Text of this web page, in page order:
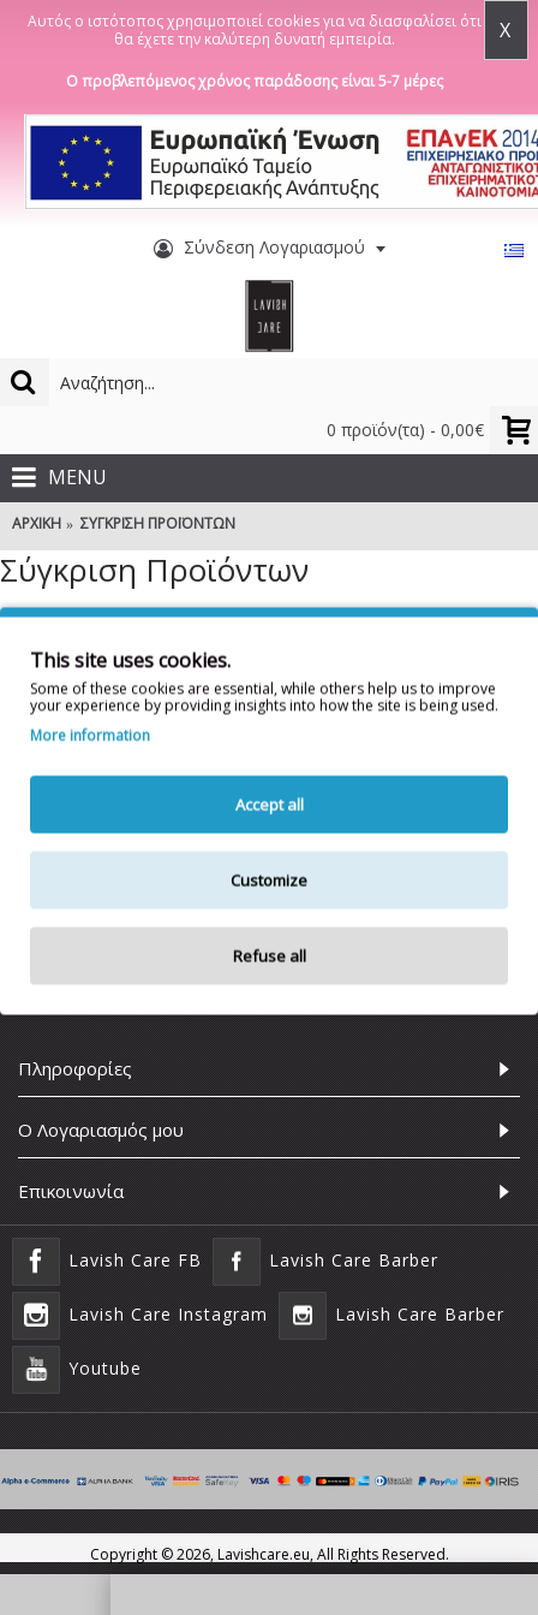
Αυτός ο ιστότοπος χρησιμοποιεί cookies για να διασφαλίσει ότι
θα έχετε την καλύτερη δυνατή εμπειρία.
X
Ο προβλεπόμενος χρόνος παράδοσης είναι 5-7 μέρες
Σύνδεση Λογαριασμού
0 προϊόν(τα) - 0,00€
MENU
ΑΡΧΙΚΉ ΣΎΓΚΡΙΣΗ ΠΡΟΪΌΝΤΩΝ
Σύγκριση Προϊόντων
ΣΥΝΈΧΕΙΑ
Πληροφορίες
Ο Λογαριασμός μου
Επικοινωνία
Lavish Care FB Lavish Care Barber
Lavish Care Instagram Lavish Care Barber
Youtube
Copyright ©2026, Lavishcare.eu, All Rights Reserved.
This site uses cookies.
Some of these cookies are essential, while others help us to improve
your experience by providing insights into how the site is being used.
More information
Accept all
Customize
Refuse all